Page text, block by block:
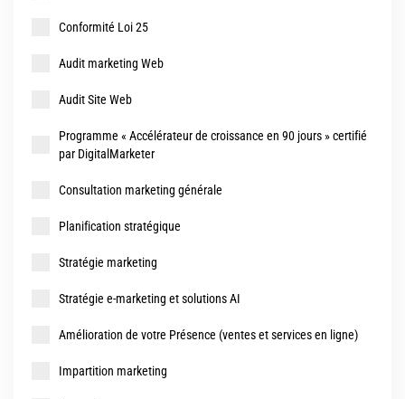
Conformité Loi 25
Audit marketing Web
Audit Site Web
Programme « Accélérateur de croissance en 90 jours » certifié
par DigitalMarketer
Consultation marketing générale
Planification stratégique
Stratégie marketing
Stratégie e-marketing et solutions AI
Amélioration de votre Présence (ventes et services en ligne)
Impartition marketing